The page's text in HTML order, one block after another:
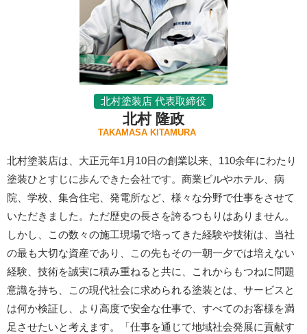
北村塗装店 代表取締役
北村 隆政
TAKAMASA KITAMURA
北村塗装店は、大正元年1月10日の創業以来、110余年にわたり
塗装ひとすじに歩んできた会社です。商業ビルやホテル、病
院、学校、集合住宅、発電所など、様々な分野で仕事をさせて
いただきました。ただ歴史の長さを誇るつもりはありません。
しかし、この数々の施工現場で培ってきた経験や技術は、当社
の最も大切な資産であり、この先もその一朝一夕では培えない
経験、技術を誠実に積み重ねると共に、これからもつねに問題
意識を持ち、この現代社会に求められる塗装とは、サービスと
は何か検証し、より高度で安全な仕事で、すべてのお客様を満
足させたいと考えます。「仕事を通じて地域社会発展に貢献す